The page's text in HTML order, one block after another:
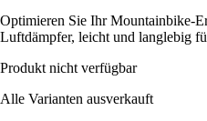
Optimieren Sie Ihr Mountainbike-
Luftdämpfer, leicht und langlebig
Produkt nicht verfügbar
Alle Varianten ausverkauft